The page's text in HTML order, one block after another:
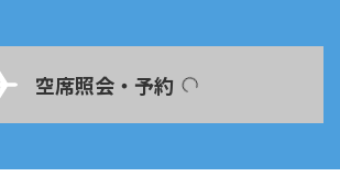
空席照会・予約